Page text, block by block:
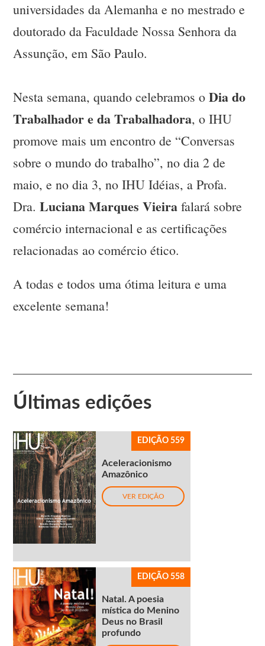
universidades da Alemanha e no mestrado e
doutorado da Faculdade Nossa Senhora da
Assunção, em São Paulo.
Nesta semana, quando celebramos oDia do
Trabalhador e da Trabalhadora, o IHU
promove mais um encontro de “Conversas
sobre o mundo do trabalho”, no dia 2 de
maio, e no dia 3, no IHU Idéias, a Profa.
Dra.Luciana Marques Vieira falará sobre
comércio internacional e as certificações
relacionadas ao comércio ético.
A todas e todos uma ótima leitura e uma
excelente semana!
Últimas edições
EDIÇÃO 559
Aceleracionismo
Amazônico
VER EDIÇÃO
EDIÇÃO 558
Natal. A poesia
mística do Menino
Deus no Brasil
profundo